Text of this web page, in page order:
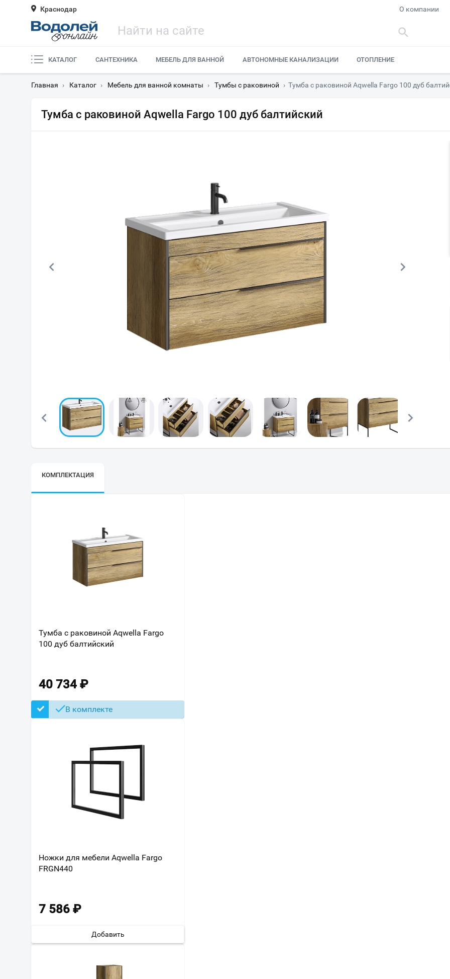
Краснодар О компании
КАТАЛОГ САНТЕХНИКА МЕБЕЛЬ ДЛЯ ВАННОЙ АВТОНОМНЫЕ КАНАЛИЗАЦИИ ОТОПЛЕНИЕ
Главная › Каталог › Мебель для ванной комнаты › Тумбы с раковиной › Тумба с раковиной Aqwella Fargo 100 дуб
Тумба с раковиной Aqwella Fargo 100 дуб балтийский
КОМПЛЕКТАЦИЯ
Тумба с раковиной Aqwella Fargo
100 дуб балтийский
40 734 ₽
В комплекте
Ножки для мебели Aqwella Fargo
FRGN440
7 586 ₽
Добавить